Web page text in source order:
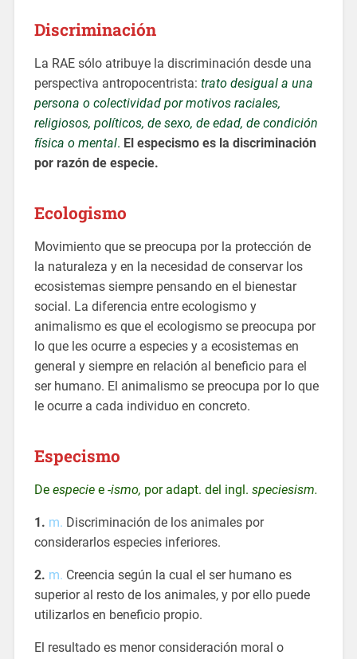
Discriminación
La RAE sólo atribuye la discriminación desde una
perspectiva antropocentrista: trato desigual a una
persona o colectividad por motivos raciales,
religiosos, políticos, de sexo, de edad, de condición
física o mental. El especismo es la discriminación
por razón de especie.
Ecologismo
Movimiento que se preocupa por la protección de
la naturaleza y en la necesidad de conservar los
ecosistemas siempre pensando en el bienestar
social. La diferencia entre ecologismo y
animalismo es que el ecologismo se preocupa por
lo que les ocurre a especies y a ecosistemas en
general y siempre en relación al beneficio para el
ser humano. El animalismo se preocupa por lo que
le ocurre a cada individuo en concreto.
Especismo
De especiee -ismo, por adapt. del ingl. speciesism.
1. m. Discriminación de los animales por
considerarlos especies inferiores.
2. m. Creencia según la cual el ser humano es
superior al resto de los animales, y por ello puede
utilizarlos en beneficio propio.
El resultado es menor consideración moral o